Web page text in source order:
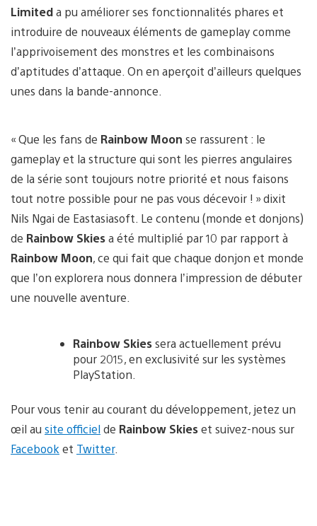
Limiteda pu améliorer ses fonctionnalités phares et
introduire de nouveaux éléments de gameplay comme
l’apprivoisement des monstres et les combinaisons
d’aptitudes d’attaque. On en aperçoit d’ailleurs quelques
unes dans la bande-annonce.
« Que les fans de Rainbow Moon se rassurent : le
gameplay et la structure qui sont les pierres angulaires
de la série sont toujours notre priorité et nous faisons
tout notre possible pour ne pas vous décevoir ! » dixit
Nils Ngai de Eastasiasoft. Le contenu (monde et donjons)
de Rainbow Skiesa été multiplié par 10 par rapport à
Rainbow Moon, ce qui fait que chaque donjon et monde
que l’on explorera nous donnera l’impression de débuter
une nouvelle aventure.
Rainbow Skiessera actuellement prévu
pour 2015, en exclusivité sur les systèmes
PlayStation.
Pour vous tenir au courant du développement, jetez un
œil au site officielde Rainbow Skieset suivez-nous sur
Facebook et Twitter.